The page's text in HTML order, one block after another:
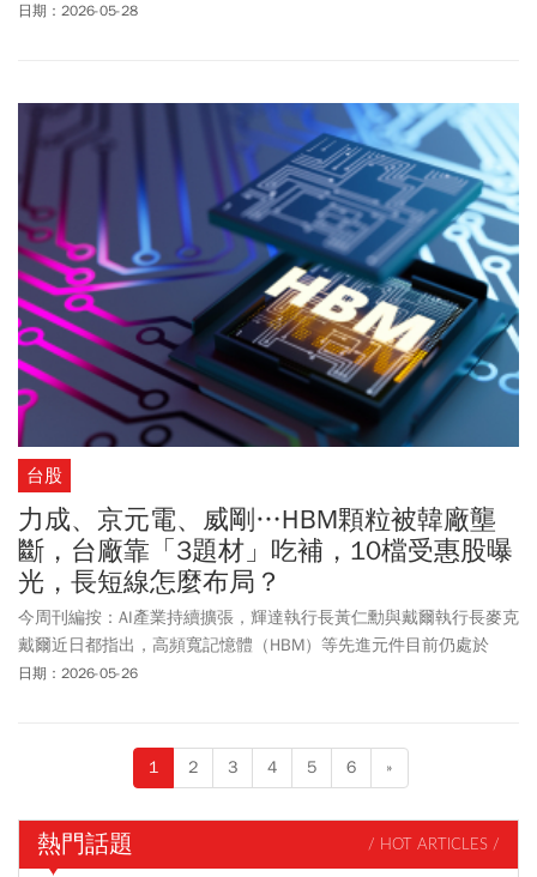
日期：2026-05-28
台股
力成、京元電、威剛…HBM顆粒被韓廠壟
斷，台廠靠「3題材」吃補，10檔受惠股曝
光，長短線怎麼布局？
今周刊編按：AI產業持續擴張，輝達執行長黃仁勳與戴爾執行長麥克
戴爾近日都指出，高頻寬記憶體（HBM）等先進元件目前仍處於
「供不應求」狀態。目前HBM顆粒市場主要由美光（Micron）、SK
封裝與晶圓代工需求大增，受惠廠商包括台積電（2330）、力成
（6239）、京元電子（2449）等。第二，由於HBM產能排擠效應，
控制IC廠同步受惠，包括宜鼎（5289）、群聯（8299）、威剛
（3260）、十銓（4967）等，因擁有低價庫存優勢，打入工控與資
日期：2026-05-26
1 2 3 4 5 6 »
熱門話題 / HOT ARTICLES /